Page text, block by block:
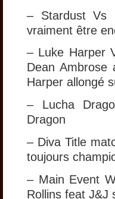
– Stardust Vs
vraiment être
– Luke Harper
Dean Ambrose
Harper allongé
– Lucha
Dragon
– Diva Title
toujours
– Main Event
Rollins feat J&J